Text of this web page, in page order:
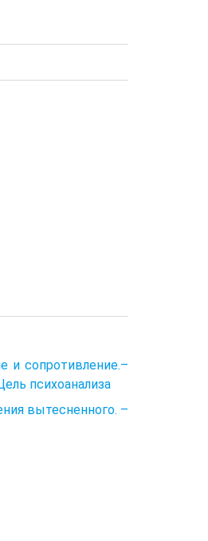
и сопротивление.–
психоанализа
вытесненного. –